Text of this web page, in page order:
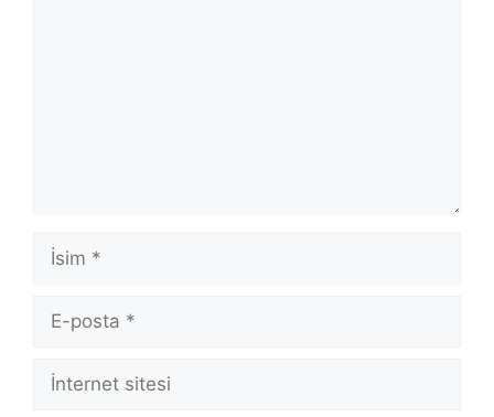
İsim
posta
İnternet
sitesi